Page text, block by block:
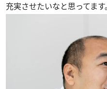
充実させたいなと思ってます。